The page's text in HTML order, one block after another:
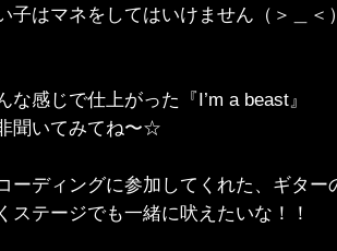
子はマネをしてはいけません（＞＿＜
な感じで仕上がった『I’m a beast』
聞いてみてね〜☆
ーディングに参加してくれた、ギター
ステージでも一緒に吠えたいな！！